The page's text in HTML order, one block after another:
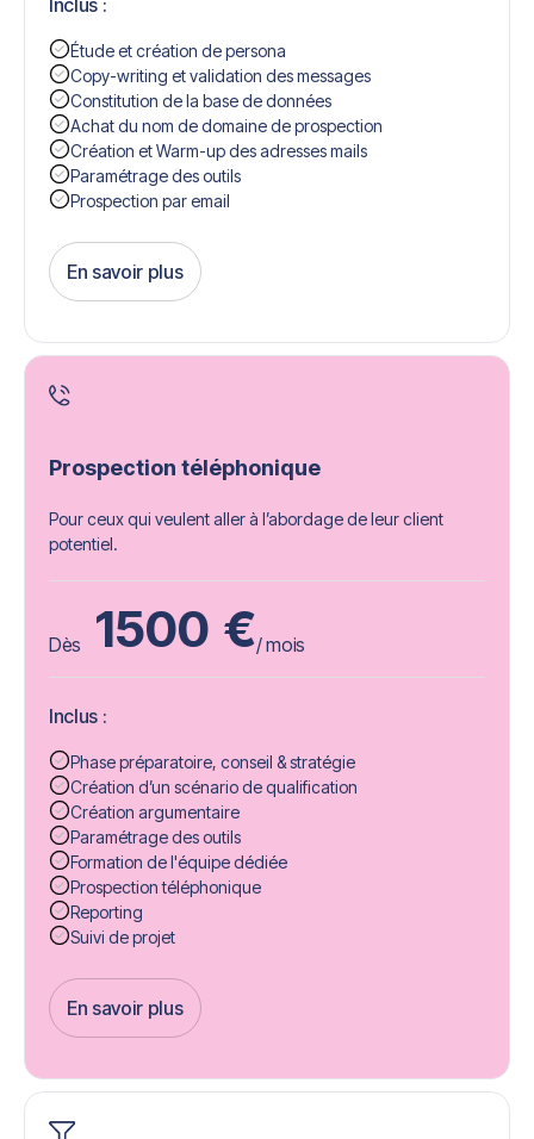
Étude et création de persona
Copy-writing et validation des messages
Constitution de la base de données
Achat du nom de domaine de prospection
Création et Warm-up des adresses mails
Paramétrage des outils
Prospection par email
En savoir plus
Get Started
Prospection téléphonique
Pour ceux qui veulent aller à l’abordage de leur client
potentiel.
Dès 1500 €/ mois
Inclus :
Phase préparatoire, conseil & stratégie
Création d’un scénario de qualification
Création argumentaire
Paramétrage des outils
Formation de l'équipe dédiée
Prospection téléphonique
Reporting
Suivi de projet
En savoir plus
Get Started